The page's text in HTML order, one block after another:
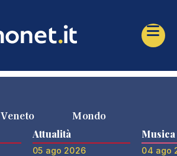
Veneto Mondo
Attualità
05 ago 2026
Musica
04 ago